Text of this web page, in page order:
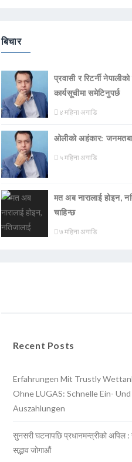
बिचार
प्रवासी र रिटर्नी
कार्यसूचीमा समेटिनुपर्छ
४ महिना अगाडि
ओलीको अहंकार:
५ महिना अगाडि
मत अब नारालाई होइन,
चाहिन्छ
७ महिना अगाडि
Recent Posts
Erfahrungen Mit Trustly
Ohne LUGAS: Schnelle Ein- Und
Auszahlungen
सुनसरी घटनापछि प्रधानमन्त्रीको अपिल :
सद्भाव जोगाऔं